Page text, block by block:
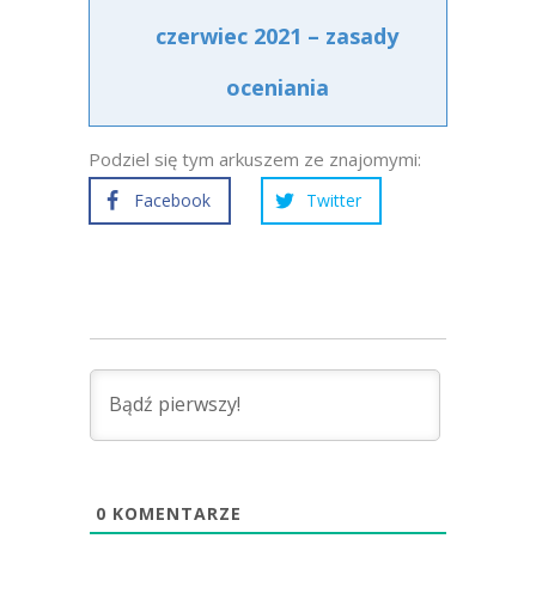
czerwiec 2021 – zasady
oceniania
Podziel się tym arkuszem ze znajomymi:
Facebook Twitter
0 KOMENTARZE